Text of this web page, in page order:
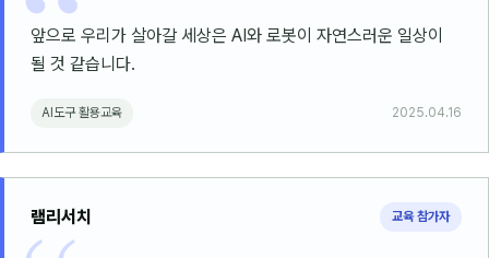
앞으로 우리가 살아갈 세상은 AI와 로봇이 자연스러운 일상이
될 것 같습니다.
AI도구 활용교육 2025.04.16
램리서치 교육 참가자